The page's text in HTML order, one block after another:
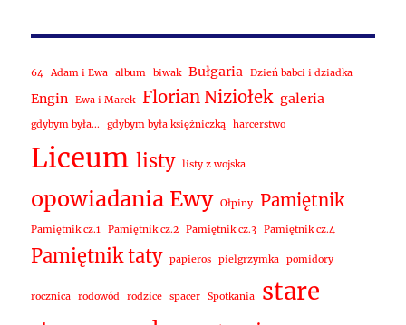
64 Adam i Ewa album biwak Bułgaria Dzień babci i dziadka
Engin Ewa i Marek Florian Niziołek galeria
gdybym była... gdybym była księżniczką harcerstwo
Liceum listy listy z wojska
opowiadania Ewy Ołpiny Pamiętnik
Pamiętnik cz.1 Pamiętnik cz.2 Pamiętnik cz.3 Pamiętnik cz.4
Pamiętnik taty papieros pielgrzymka pomidory
rocznica rodowód rodzice spacer Spotkania stare